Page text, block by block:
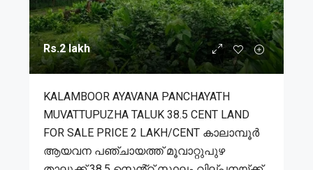
Rs.2 lakh
KALAMBOOR AYAVANA PANCHAYATH
MUVATTUPUZHA TALUK 38.5 CENT LAND
FOR SALE PRICE 2 LAKH/CENT കാലാമ്പൂർ
ആയവന പഞ്ചായത്ത് മൂവാറ്റുപുഴ